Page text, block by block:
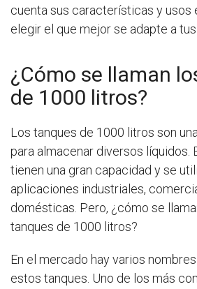
cuenta sus características y usos
elegir el que mejor se adapte a
¿Cómo se llaman
de 1000 litros?
Los tanques de 1000 litros son
para almacenar diversos líquidos.
tienen una gran capacidad y se
aplicaciones industriales,
domésticas. Pero, ¿cómo se
tanques de 1000 litros?
En el mercado hay varios
estos tanques. Uno de los más